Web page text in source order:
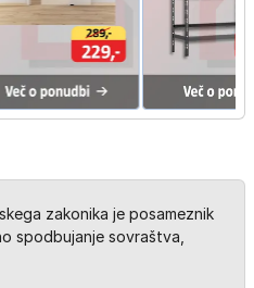
zakonika je posameznik
spodbujanje sovraštva,